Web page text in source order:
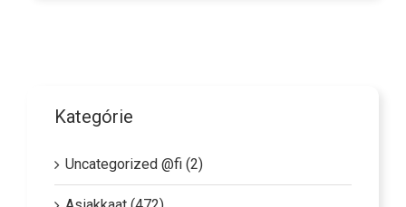
Kategórie
Uncategorized @fi (2)